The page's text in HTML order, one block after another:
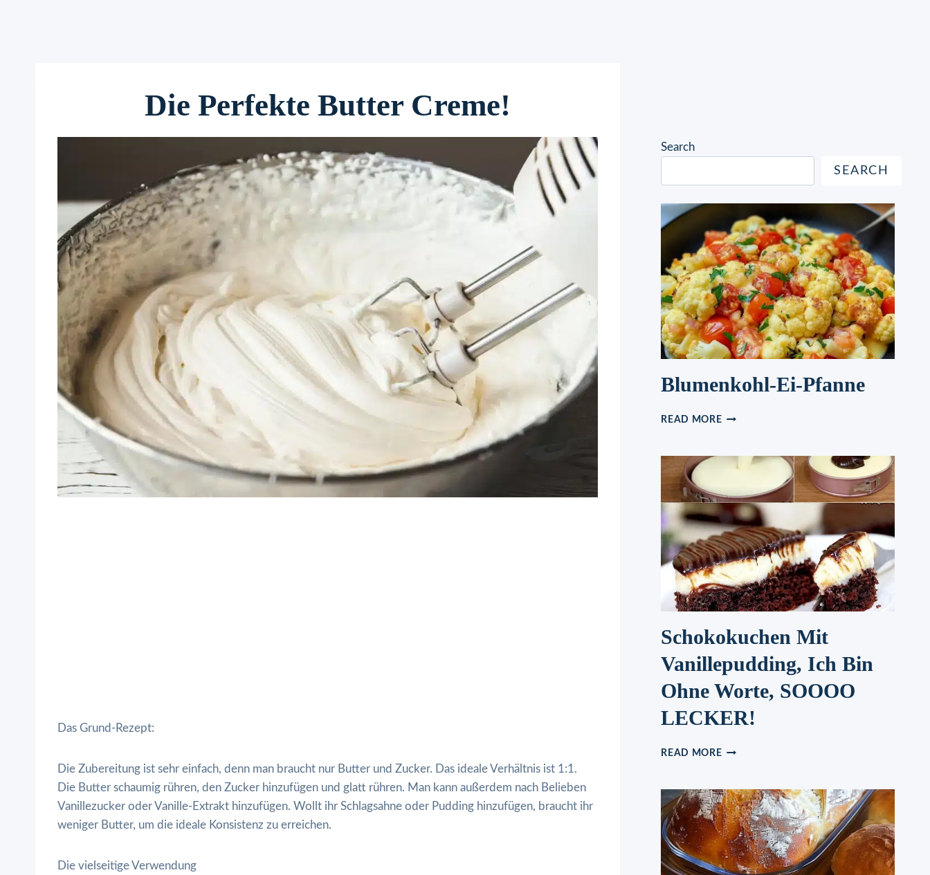
Die Perfekte Butter Creme!
Das Grund-Rezept:
Die Zubereitung ist sehr einfach, denn man braucht nur Butter und Zucker. Das ideale Verhältnis ist 1:1.
Die Butter schaumig rühren, den Zucker hinzufügen und glatt rühren. Man kann außerdem nach Belieben
Vanillezucker oder Vanille-Extrakt hinzufügen. Wollt ihr Schlagsahne oder Pudding hinzufügen, braucht ihr
weniger Butter, um die ideale Konsistenz zu erreichen.
Die vielseitige Verwendung
Search
SEARCH
Blumenkohl-Ei-Pfanne
READ MOREBLUMENKOHL-
Schokokuchen Mit
Vanillepudding, Ich Bin
Ohne Worte, SOOOO
LECKER!
READ MORESCHOKOKUCHEN
ICH
BIN
OHNE
WORTE,
SOOOO
LECKER!